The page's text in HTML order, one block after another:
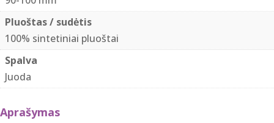
Pluoštas / sudėtis
100% sintetiniai pluoštai
Spalva
Juoda
Aprašymas